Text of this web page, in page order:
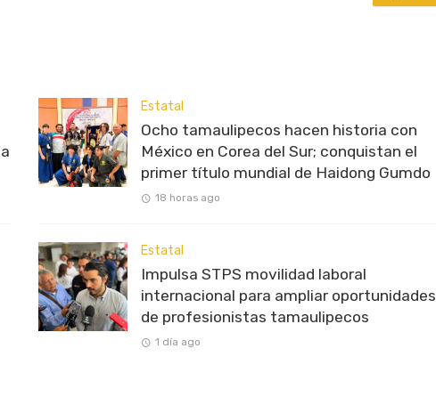
Estatal
Ocho tamaulipecos hacen historia con
México en Corea del Sur; conquistan el
primer título mundial de Haidong Gumdo
18 horas ago
Estatal
Impulsa STPS movilidad laboral
internacional para ampliar oportunidades
de profesionistas tamaulipecos
1 día ago